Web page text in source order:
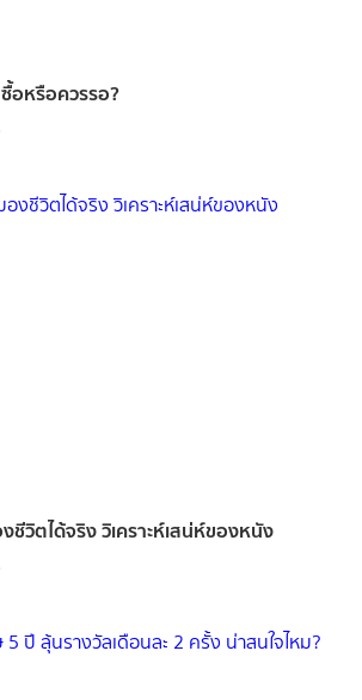
อหรือควรรอ?
วิตได้จริง วิเคราะห์เสน่ห์ของหนัง